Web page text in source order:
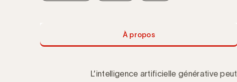
À propos
L’intelligence artificielle générative